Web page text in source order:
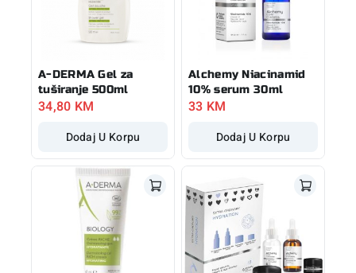
A-DERMA Gel za
tuširanje 500ml
34,80 KM
Dodaj U Korpu
Alchemy Niacinamid
10% serum 30ml
33 KM
Dodaj U Korpu